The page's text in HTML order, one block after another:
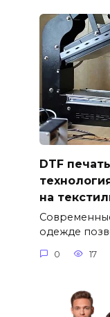
DTF
на
одежде
0 17